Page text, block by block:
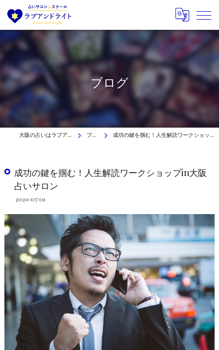
ブログ
大阪の占いはラブアンドライト ブログ 成功の鍵を掴む！人生解読ワークショップin大阪占いサロン
成功の鍵を掴む！人生解読ワークショップin大阪
占いサロン
2020/07/01